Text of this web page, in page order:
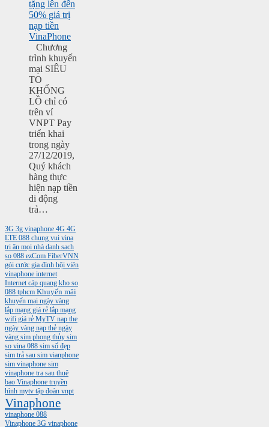
tặng lên đến
50% giá trị
nạp tiền
VinaPhone
Chương
trình khuyến
mại SIÊU
TO
KHỔNG
LỒ chỉ có
trên ví
VNPT Pay
triển khai
trong ngày
27/12/2019,
Quý khách
hàng thực
hiện nạp tiền
di động
trả…
3G 3g vinaphone 4G 4G
LTE 088 chung vui vina
tri ân mọi nhà danh sach
so 088 ezCom FiberVNN
gói cước gia đình hội viên
vinaphone internet
Internet cáp quang kho so
088 tphcm Khuyến mãi
khuyến mại ngày vàng
lắp mạng giá rẻ lắp mạng
wifi giá rẻ MyTV nap the
ngày vàng nạp thẻ ngày
vàng sim phong thủy sim
so vina 088 sim số đẹp
sim trả sau sim vianphone
sim vinaphone sim
vinaphone tra sau thuê
bao Vinaphone truyền
hình mytv tập đoàn vnpt
Vinaphone
vinaphone 088
Vinaphone 3G vinaphone